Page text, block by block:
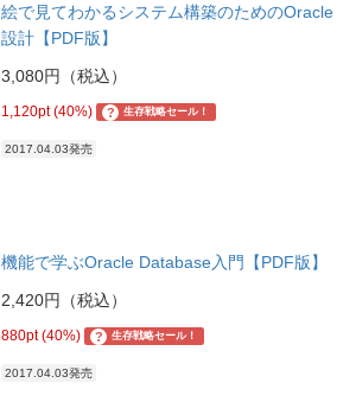
絵で見てわかるシステム構築のためのOracle
設計【PDF版】
3,080円（税込）
1,120pt (40%) ? 生存戦略セール！
2017.04.03発売
機能で学ぶOracle Database入門【PDF版】
2,420円（税込）
880pt (40%) ? 生存戦略セール！
2017.04.03発売